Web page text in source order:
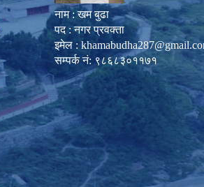
नाम : खम बुढा
पद : नगर प्रवक्ता
इमेल :
सम्पर्क नं: ९८६८३०११७१